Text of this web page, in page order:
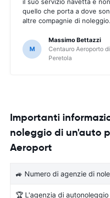
quello che porta a dove
altre compagnie di noleggio.
M
Massimo Bettazzi
Centauro Aeroporto
Peretola
Importanti
noleggio di un'auto
Aeroport
🚙 Numero di agenzie di
🏆 L'agenzia di